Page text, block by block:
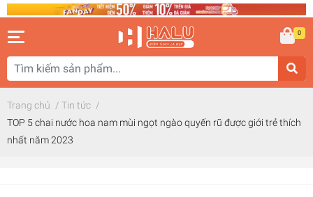
0
Trang chủ / Tin tức /
TOP 5 chai nước hoa nam mùi ngọt ngào quyến rũ được giới trẻ thích
nhất năm 2023